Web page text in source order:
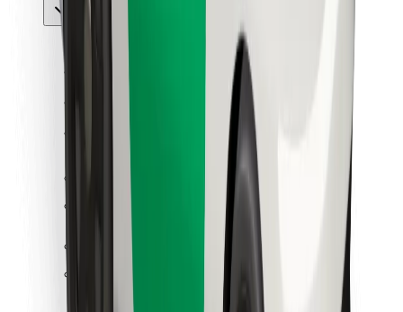
Turvalisus
Telli auto minutitega!
Laadi alla Bolti rakendus
Laadi alla Bolt Foodi rakendus